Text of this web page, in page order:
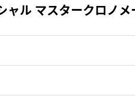
ャル マスタークロノ